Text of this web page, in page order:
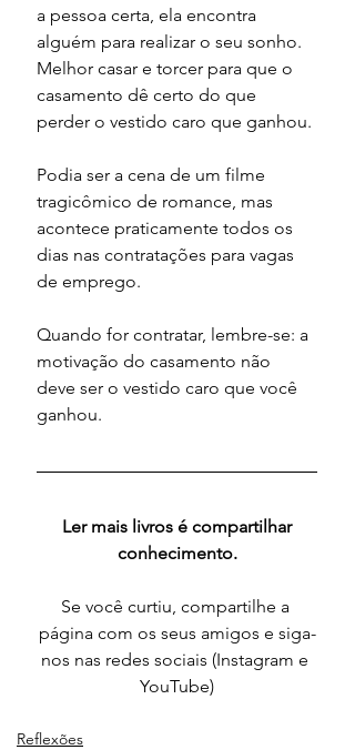
a pessoa certa, ela encontra
alguém para realizar o seu sonho.
Melhor casar e torcer para que o
casamento dê certo do que
perder o vestido caro que ganhou.
Podia ser a cena de um filme
tragicômico de romance, mas
acontece praticamente todos os
dias nas contratações para vagas
de emprego.
Quando for contratar, lembre-se: a
motivação do casamento não
deve ser o vestido caro que você
ganhou.
Ler mais livros é compartilhar
conhecimento.
Se você curtiu, compartilhe a
página com os seus amigos e siga-
nos nas redes sociais (Instagram e
YouTube)
Reflexões